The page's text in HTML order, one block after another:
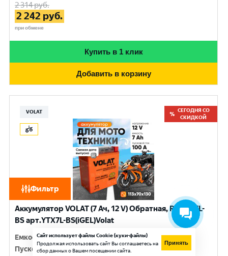
Фильтр
2 314руб.
2 242 руб.
при обмене
Купить в 1 клик
Добавить в корзину
VOLAT
СЕГОДНЯ СО
СКИДКОЙ
Аккумулятор VOLAT (7 Ач, 12 V) Обратная, R+ YTX7L-
BS арт.YTX7L-BS(iGEL)Volat
Емкость:7 Ач
Пусковой ток:100 A
Сайт использует файлы Cookie (куки-файлы)
Продолжая использовать сайт Вы соглашаетесь на
сбор данных о Вашем посещении сайта.
Принять